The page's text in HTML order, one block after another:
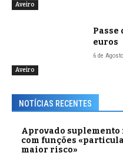
Aveiro
Aveiro
Passe
euros
6 de
NOTÍCIAS RECENTES
Aprovado
com funções
maior risco»